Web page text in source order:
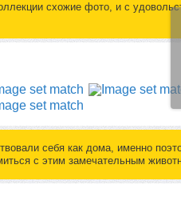
схожие фото, и с
себя как дома, именно
с этим замечательным